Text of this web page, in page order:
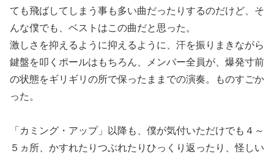
ても飛ばしてしまう事も多い曲だったりするのだけど、そ
んな僕でも、ベストはこの曲だと思った。
激しさを抑えるように抑えるように、汗を振りまきながら
鍵盤を叩くポールはもちろん、メンバー全員が、爆発寸前
の状態をギリギリの所で保ったままでの演奏。ものすごか
った。
「カミング・アップ」以降も、僕が気付いただけでも４～
５ヵ所、かすれたりつぶれたりひっくり返ったり、怪しい